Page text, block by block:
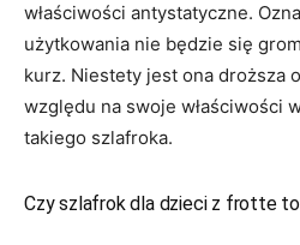
właściwości antystatyczne.
użytkowania nie będzie się
kurz. Niestety jest ona droższa
względu na swoje właściwości
takiego szlafroka.
Czy szlafrok dla dzieci z frotte